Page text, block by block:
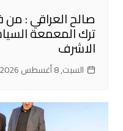
صالح العراقي :
ترك المعمعة
الاشرف
السبت, 8 أغسطس 2026, 13:13